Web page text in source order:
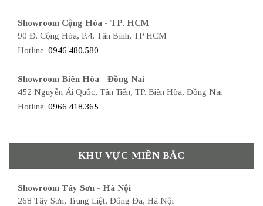
Showroom Cộng Hòa - TP. HCM
90 Đ. Cộng Hòa, P.4, Tân Bình, TP HCM
Hotline: 0946.480.580
Showroom Biên Hòa - Đồng Nai
452 Nguyễn Ái Quốc, Tân Tiến, TP. Biên Hòa, Đồng Nai
Hotline: 0966.418.365
KHU VỰC MIỀN BẮC
Showroom Tây Sơn - Hà Nội
268 Tây Sơn, Trung Liệt, Đống Đa, Hà Nội